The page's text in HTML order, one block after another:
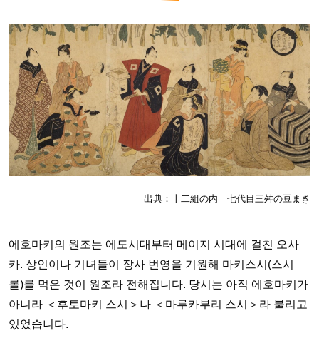
出典：十二組の内 七代目三舛の豆まき
에호마키의 원조는 에도시대부터 메이지 시대에 걸친 오사
카. 상인이나 기녀들이 장사 번영을 기원해 마키스시(스시
롤)를 먹은 것이 원조라 전해집니다. 당시는 아직 에호마키가
아니라 ＜후토마키 스시＞나 ＜마루카부리 스시＞라 불리고
있었습니다.